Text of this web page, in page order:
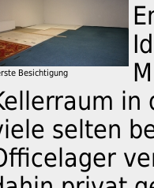
Besichtigung
in
selten